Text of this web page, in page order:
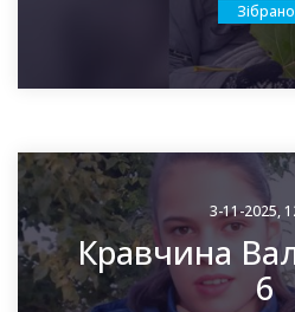
Зібрано
3-11-2025,
Кравчина
6